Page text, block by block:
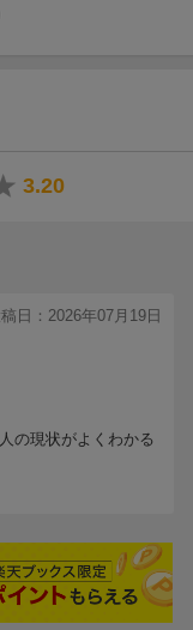
3.20
日：2026年07月19日
の現状がよくわかる